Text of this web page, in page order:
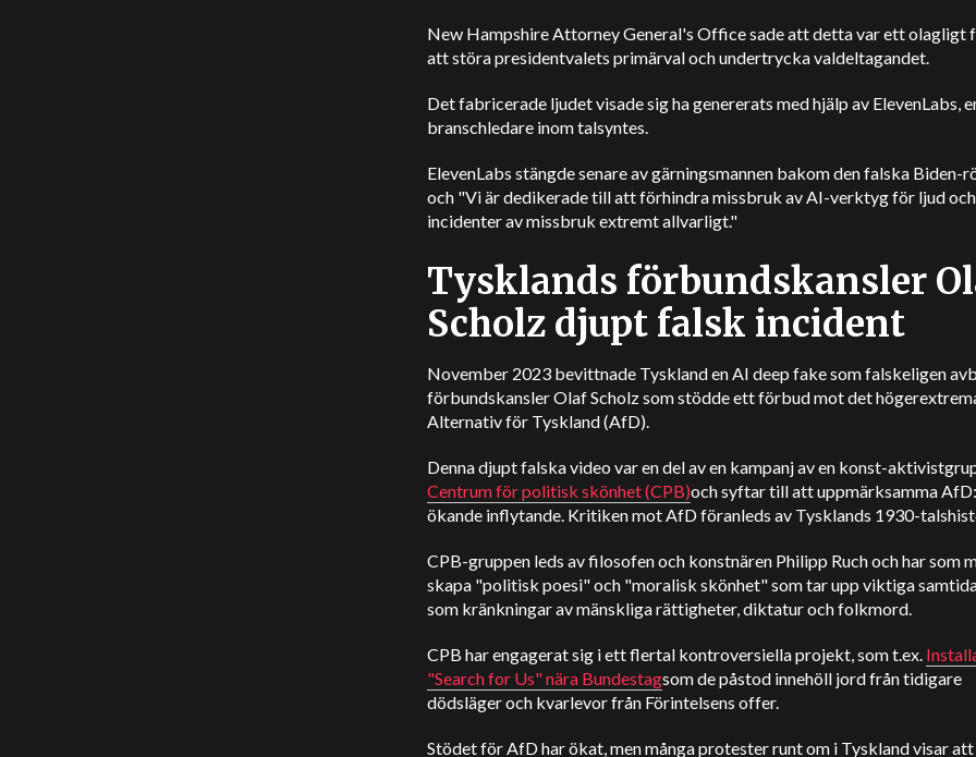
New Hampshire Attorney General's Office sade att detta var ett olagligt
att störa presidentvalets primärval och undertrycka valdeltagandet.
Det fabricerade ljudet visade sig ha genererats med hjälp av ElevenLabs,
branschledare inom talsyntes.
ElevenLabs stängde senare av gärningsmannen bakom den falska Biden-
och "Vi är dedikerade till att förhindra missbruk av AI-verktyg för ljud
incidenter av missbruk extremt allvarligt."
Tysklands förbundskansler
Scholz djupt falsk incident
November 2023 bevittnade Tyskland en AI deep fake som falskeligen
förbundskansler Olaf Scholz som stödde ett förbud mot det
Alternativ för Tyskland (AfD).
Denna djupt falska video var en del av en kampanj av en konst-
Centrum för politisk skönhet (CPB)och syftar till att uppmärksamma
ökande inflytande. Kritiken mot AfD föranleds av Tysklands 1930-
CPB-gruppen leds av filosofen och konstnären Philipp Ruch och har som
skapa "politisk poesi" och "moralisk skönhet" som tar upp viktiga
som kränkningar av mänskliga rättigheter, diktatur och folkmord.
CPB har engagerat sig i ett flertal kontroversiella projekt, som t.ex.
"Search for Us" nära Bundestagsom de påstod innehöll jord från tidigare
dödsläger och kvarlevor från Förintelsens offer.
Stödet för AfD har ökat, men många protester runt om i Tyskland visar